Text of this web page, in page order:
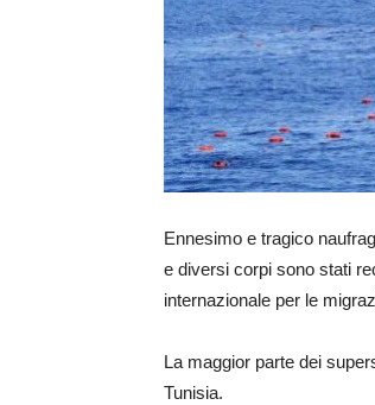
Ennesimo e tragico
e diversi corpi sono stati
internazionale per le
La maggior parte dei
Tunisia.